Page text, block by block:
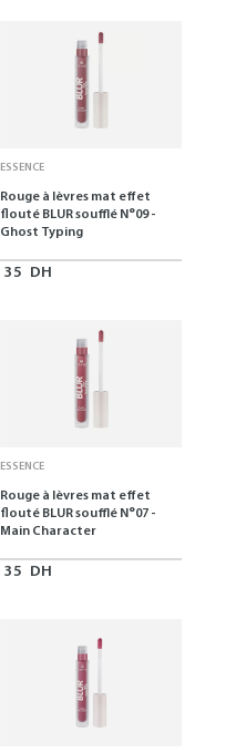
ESSENCE
Rouge à lèvres mat effet
flouté BLUR soufflé N°09 -
Ghost Typing
35 DH
ESSENCE
Rouge à lèvres mat effet
flouté BLUR soufflé N°07 -
Main Character
35 DH